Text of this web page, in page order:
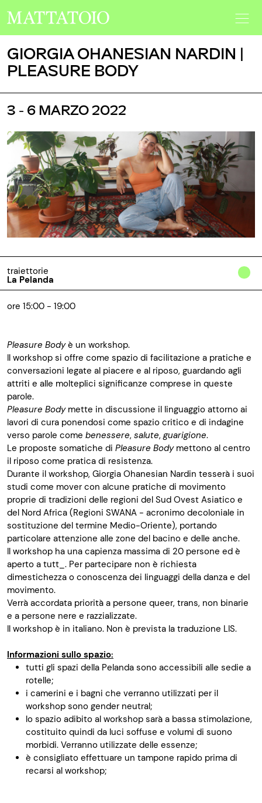
GIORGIA OHANESIAN NARDIN |
PLEASURE BODY
3 - 6 MARZO 2022
traiettorie
La Pelanda
ore 15:00 - 19:00
Pleasure Bodyè un workshop.
Il workshop si offre come spazio di facilitazione a pratiche e
conversazioni legate al piacere e al riposo, guardando agli
attriti e alle molteplici significanze comprese in queste
parole.
Pleasure Body mette in discussione il linguaggio attorno ai
lavori di cura ponendosi come spazio critico e di indagine
verso parole come benessere, salute, guarigione.
Le proposte somatiche di Pleasure Body mettono al centro
il riposo come pratica di resistenza.
Durante il workshop, Giorgia Ohanesian Nardin tesserà i suoi
studi come mover con alcune pratiche di movimento
proprie di tradizioni delle regioni del Sud Ovest Asiatico e
del Nord Africa (Regioni SWANA - acronimo decoloniale in
sostituzione del termine Medio-Oriente), portando
particolare attenzione alle zone del bacino e delle anche.
Il workshop ha una capienza massima di 20 persone ed è
aperto a tutt_. Per partecipare non è richiesta
dimestichezza o conoscenza dei linguaggi della danza e del
movimento.
Verrà accordata priorità a persone queer, trans, non binarie
e a persone nere e razzializzate.
Il workshop è in italiano. Non è prevista la traduzione LIS.
Informazioni sullo spazio:
tutti gli spazi della Pelanda sono accessibili alle sedie a
rotelle;
i camerini e i bagni che verranno utilizzati per il
workshop sono gender neutral;
lo spazio adibito al workshop sarà a bassa stimolazione,
costituito quindi da luci soffuse e volumi di suono
morbidi. Verranno utilizzate delle essenze;
è consigliato effettuare un tampone rapido prima di
recarsi al workshop;